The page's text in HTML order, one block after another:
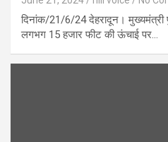
दिनांक/21/6/24 देहरादून। मुख्यमंत्री
लगभग 15 हजार फीट की ऊंचाई पर…